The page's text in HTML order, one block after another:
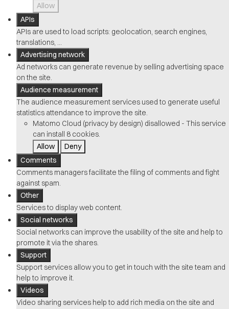
Allow
APIs
APIs are used to load scripts: geolocation, search engines,
translations, ...
Advertising network
Ad networks can generate revenue by selling advertising space
on the site.
Audience measurement
The audience measurement services used to generate useful
statistics attendance to improve the site.
Matomo Cloud (privacy by design) disallowed - This service
can install 8 cookies.
Allow
Deny
Comments
Comments managers facilitate the filing of comments and fight
against spam.
Other
Services to display web content.
Social networks
Social networks can improve the usability of the site and help to
promote it via the shares.
Support
Support services allow you to get in touch with the site team and
help to improve it.
Videos
Video sharing services help to add rich media on the site and